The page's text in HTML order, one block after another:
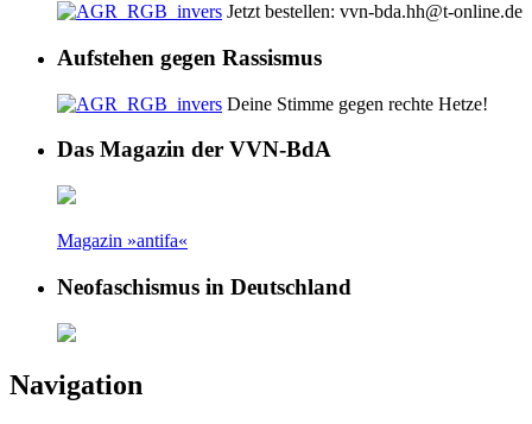
Jetzt bestellen: vvn-bda.hh@t-online.de
Aufstehen gegen Rassismus
Deine Stimme gegen rechte Hetze!
Das Magazin der VVN-BdA
Magazin »antifa«
Neofaschismus in Deutschland
Navigation